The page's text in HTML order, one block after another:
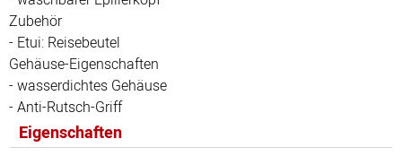
Zubehör
- Etui: Reisebeutel
Gehäuse-Eigenschaften
- wasserdichtes Gehäuse
- Anti-Rutsch-Griff
Eigenschaften